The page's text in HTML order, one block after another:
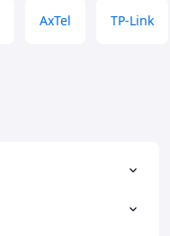
AxTel TP-Link